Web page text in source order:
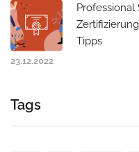
Professional
Tipps
23.12.2022
Tags